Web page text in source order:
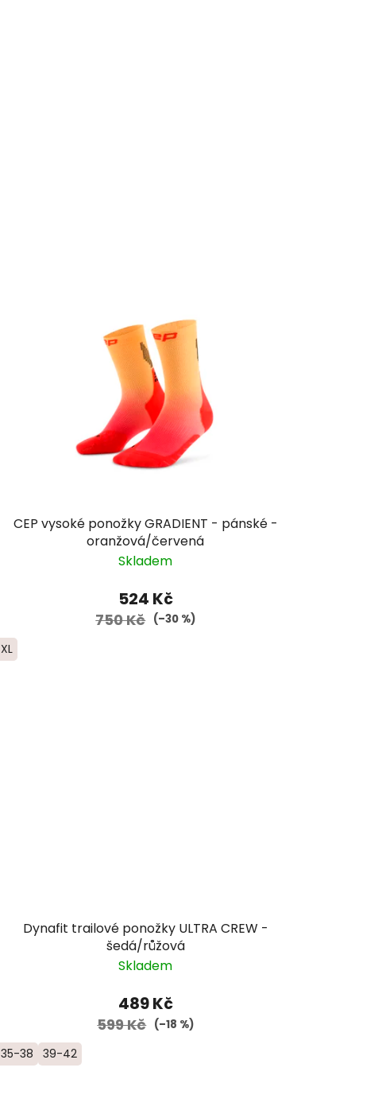
CEP vysoké ponožky GRADIENT - pánské -
oranžová/červená
Skladem
524 Kč
750 Kč (–30 %)
XL
Dynafit trailové ponožky ULTRA CREW -
šedá/růžová
Skladem
489 Kč
599 Kč (–18 %)
35-38 39-42